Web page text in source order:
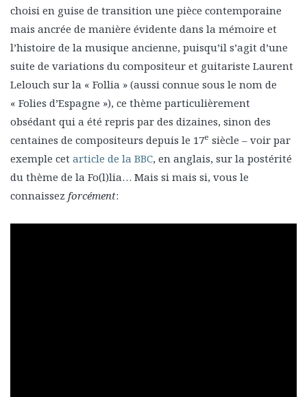
choisi en guise de transition une pièce contemporaine
mais ancrée de manière évidente dans la mémoire et
l’histoire de la musique ancienne, puisqu’il s’agit d’une
suite de variations du compositeur et guitariste Laurent
Lelouch sur la « Follia » (aussi connue sous le nom de
« Folies d’Espagne »), ce thème particulièrement
obsédant qui a été repris par des dizaines, sinon des
centaines de compositeurs depuis le 17e siècle – voir par
exemple cet article de la BBC, en anglais, sur la postérité
du thème de la Fo(l)lia… Mais si mais si, vous le
connaissez forcément: